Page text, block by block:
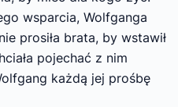
wsparcia, Wolfganga
prosiła brata, by wstawił
pojechać z nim
każdą jej prośbę